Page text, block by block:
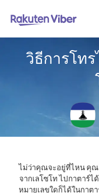
วิธีการโทร
ไม่ว่าคุณจะอยู่ที่ไหน คุณ
จากเลโซโท ไปกาตาร์ไ
หมายเลขใดก็ได้ในกาต